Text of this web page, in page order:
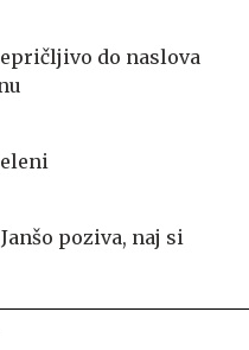
do naslova
poziva, naj si